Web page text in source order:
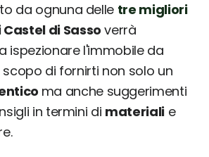
da ognuna delle tre migliori
Castel di Sasso verrà
ispezionare l'immobile da
di fornirti non solo un
ma anche suggerimenti
in termini di materialie